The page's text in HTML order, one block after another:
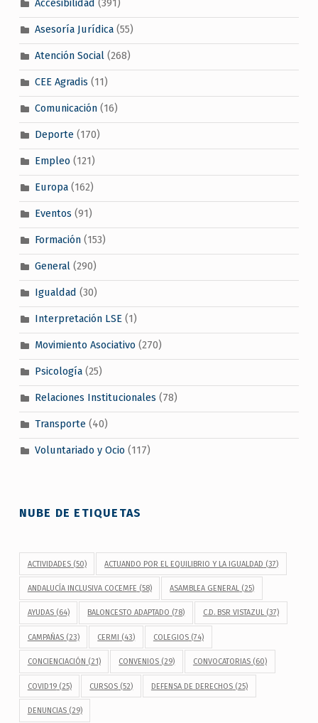
Accesibilidad (391)
Asesoría Jurídica(55)
Atención Social(268)
CEE Agradis (11)
Comunicación(16)
Deporte(170)
Empleo (121)
Europa(162)
Eventos (91)
Formación(153)
General(290)
Igualdad (30)
Interpretación LSE(1)
Movimiento Asociativo (270)
Psicología(25)
Relaciones Institucionales (78)
Transporte(40)
Voluntariado y Ocio (117)
NUBE DE ETIQUETAS
ACTIVIDADES(50) ACTUANDO POR EL EQUILIBRIO Y LA IGUALDAD (37)
ANDALUCÍA INCLUSIVA COCEMFE (58) ASAMBLEA GENERAL (25)
AYUDAS(64) BALONCESTO ADAPTADO (78) C.D. BSR VISTAZUL(37)
CAMPAÑAS(23) CERMI (43) COLEGIOS(74)
CONCIENCIACIÓN (21) CONVENIOS (29) CONVOCATORIAS(60)
COVID19(25) CURSOS (52) DEFENSA DE DERECHOS(25)
DENUNCIAS(29)